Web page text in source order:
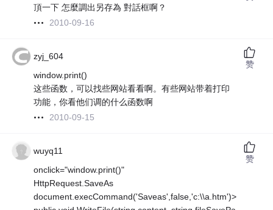
頂一下 怎麼調出另存為 對話框啊？
2010-09-16
zyj_604
window.print()
这些函数，可以找些网站看看啊。有些网站带着打印
功能，你看他们调的什么函数啊
2010-09-15
赞
wuyq11
onclick="window.print()"
HttpRequest.SaveAs
document.execCommand('Saveas',false,'c:\\a.htm')>
赞